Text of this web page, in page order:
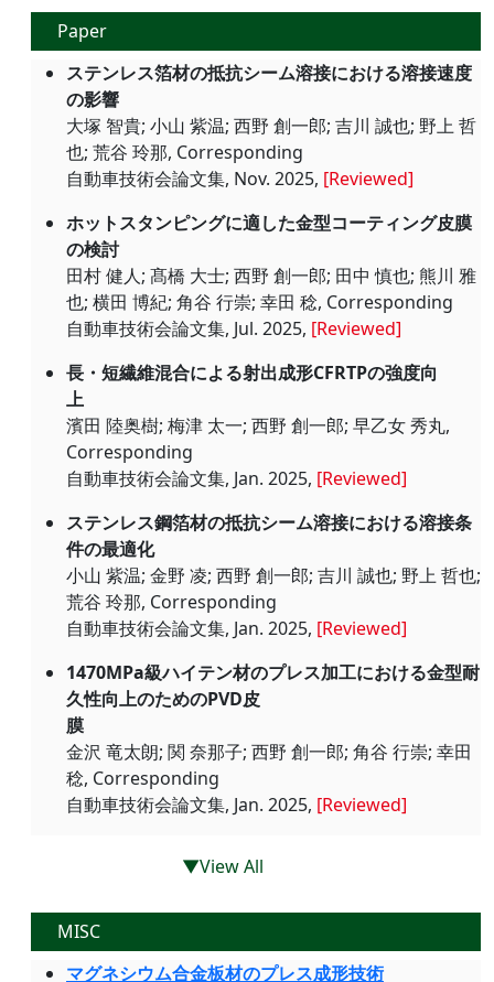
Paper
ステンレス箔材の抵抗シーム溶接における溶接速度
の影響
大塚 智貴; 小山 紫温; 西野 創一郎; 吉川 誠也; 野上 哲
也; 荒谷 玲那, Corresponding
自動車技術会論文集, Nov. 2025, [Reviewed]
ホットスタンピングに適した金型コーティング皮膜
の検討
田村 健人; 髙橋 大士; 西野 創一郎; 田中 慎也; 熊川 雅
也; 横田 博紀; 角谷 行崇; 幸田 稔, Corresponding
自動車技術会論文集, Jul. 2025, [Reviewed]
長・短繊維混合による射出成形CFRTPの強度向
上
濱田 陸奥樹; 梅津 太一; 西野 創一郎; 早乙女 秀丸,
Corresponding
自動車技術会論文集, Jan. 2025, [Reviewed]
ステンレス鋼箔材の抵抗シーム溶接における溶接条
件の最適化
小山 紫温; 金野 凌; 西野 創一郎; 吉川 誠也; 野上 哲也;
荒谷 玲那, Corresponding
自動車技術会論文集, Jan. 2025, [Reviewed]
1470MPa級ハイテン材のプレス加工における金型耐
久性向上のためのPVD皮
膜
金沢 竜太朗; 関 奈那子; 西野 創一郎; 角谷 行崇; 幸田
稔, Corresponding
自動車技術会論文集, Jan. 2025, [Reviewed]
▼View All
MISC
マグネシウム合金板材のプレス成形技術